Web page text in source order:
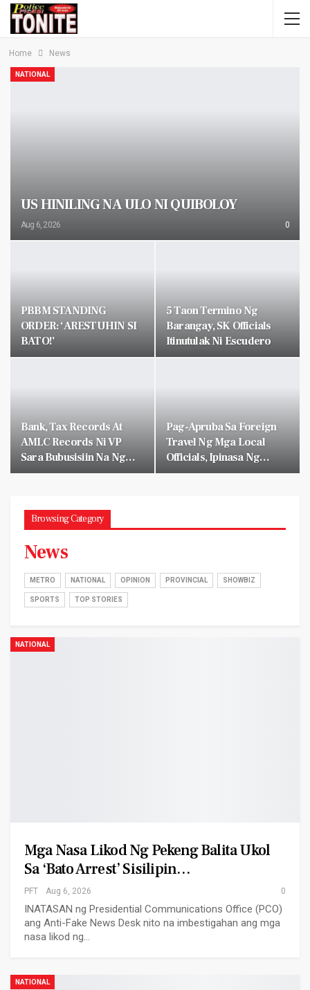
Home News
NATIONAL
US HINILING NA ULO NI QUIBOLOY
Aug 6, 2026 0
PBBM STANDING
ORDER: ‘ARESTUHIN SI
BATO!’
5 Taon Termino Ng
Barangay, SK Officials
Itinutulak Ni Escudero
Bank, Tax Records At
AMLC Records Ni VP
Sara Bubusisiin Na Ng…
Pag-Apruba Sa Foreign
Travel Ng Mga Local
Officials, Ipinasa Ng…
Browsing Category
News
METRO NATIONAL OPINION PROVINCIAL SHOWBIZ
SPORTS TOP STORIES
NATIONAL
Mga Nasa Likod Ng Pekeng Balita Ukol
Sa ‘Bato Arrest’ Sisilipin…
PFT Aug 6, 2026 0
INATASAN ng Presidential Communications Office (PCO)
ang Anti-Fake News Desk nito na imbestigahan ang mga
nasa likod ng…
NATIONAL